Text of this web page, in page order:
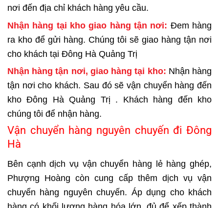
nơi đến địa chỉ khách hàng yêu cầu.
Nhận hàng tại kho giao hàng tận nơi: Đem hàng
ra kho để gửi hàng. Chúng tôi sẽ giao hàng tận nơi
cho khách tại Đông Hà Quảng Trị
Nhận hàng tận nơi, giao hàng tại kho: Nhận hàng
tận nơi cho khách. Sau đó sẽ vận chuyển hàng đến
kho Đông Hà Quảng Trị . Khách hàng đến kho
chúng tôi để nhận hàng.
Vận chuyển hàng nguyên chuyến đi Đông
Hà
Bên cạnh dịch vụ vận chuyển hàng lẻ hàng ghép,
Phượng Hoàng còn cung cấp thêm dịch vụ vận
chuyển hàng nguyên chuyến. Áp dụng cho khách